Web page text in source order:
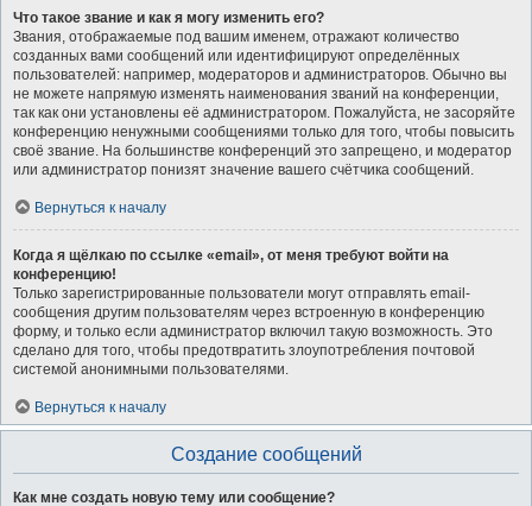
Что такое звание и как я могу изменить его?
Звания, отображаемые под вашим именем, отражают количество
созданных вами сообщений или идентифицируют определённых
пользователей: например, модераторов и администраторов. Обычно вы
не можете напрямую изменять наименования званий на конференции,
так как они установлены её администратором. Пожалуйста, не засоряйте
конференцию ненужными сообщениями только для того, чтобы повысить
своё звание. На большинстве конференций это запрещено, и модератор
или администратор понизят значение вашего счётчика сообщений.
Вернуться к началу
Когда я щёлкаю по ссылке «email», от меня требуют войти на
конференцию!
Только зарегистрированные пользователи могут отправлять email-
сообщения другим пользователям через встроенную в конференцию
форму, и только если администратор включил такую возможность. Это
сделано для того, чтобы предотвратить злоупотребления почтовой
системой анонимными пользователями.
Вернуться к началу
Создание сообщений
Как мне создать новую тему или сообщение?